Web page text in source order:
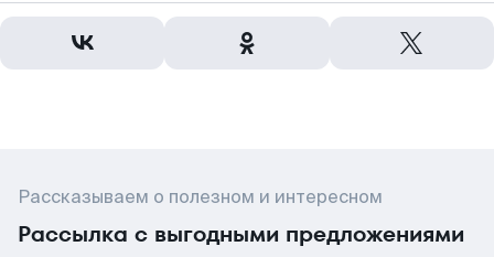
Рассказываем о полезном и интересном
Рассылка с выгодными предложениями